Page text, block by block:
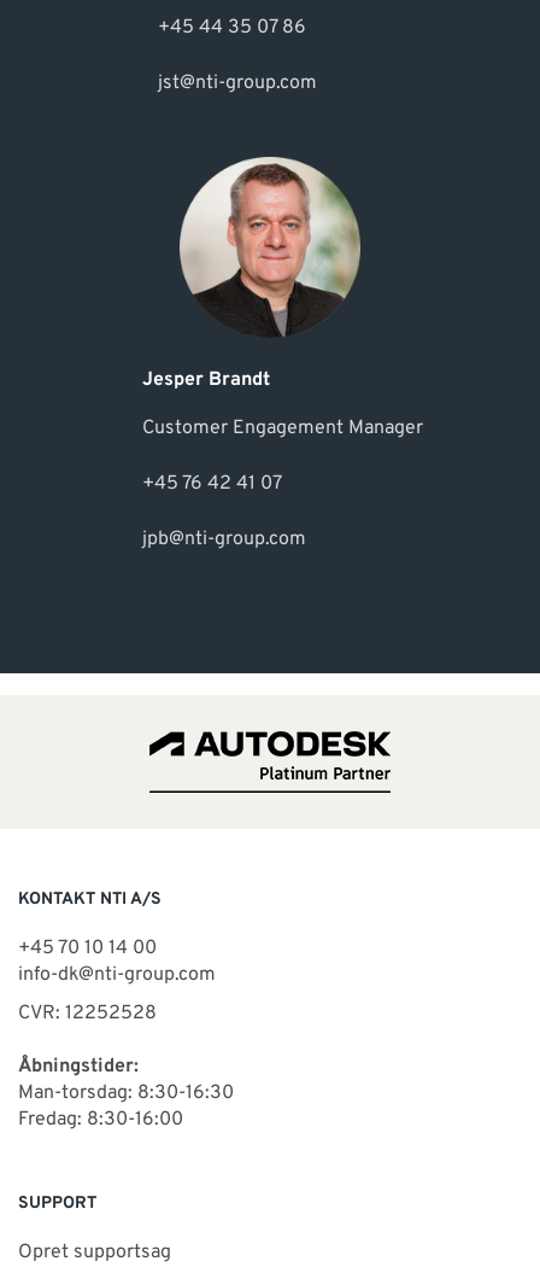
+45 44 35 07 86
jst@nti-group.com
Jesper Brandt
Customer Engagement Manager
+45 76 42 41 07
jpb@nti-group.com
KONTAKT NTI A/S
+45 70 10 14 00
info-dk@nti-group.com
CVR: 12252528
Åbningstider:
Man-torsdag: 8:30-16:30
Fredag: 8:30-16:00
SUPPORT
Opret supportsag